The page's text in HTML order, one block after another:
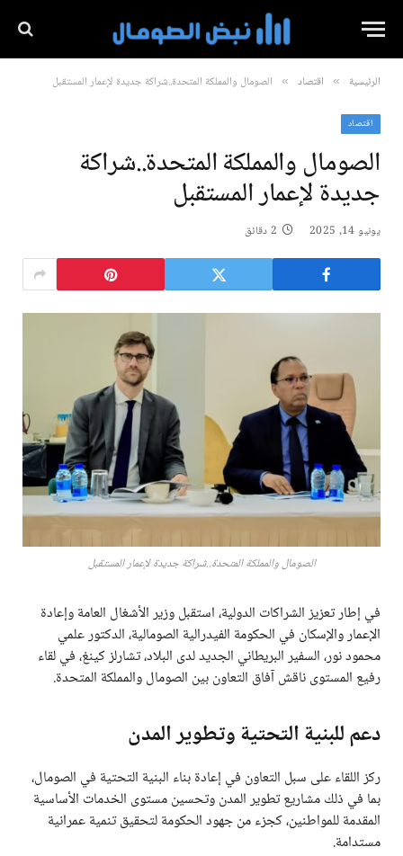
الرئيسية » اقتصاد » الصومال والمملكة المتحدة..شراكة جديدة لإعمار المستقبل
اقتصاد
الصومال والمملكة المتحدة..شراكة
جديدة لإعمار المستقبل
يونيو 14, 2025 2 دقائق
الصومال والمملكة المتحدة..شراكة جديدة لإعمار المستقبل
في إطار تعزيز الشراكات الدولية، استقبل وزير الأشغال العامة وإعادة
الإعمار والإسكان في الحكومة الفيدرالية الصومالية، الدكتور علمي
محمود نور، السفير البريطاني الجديد لدى البلاد، تشارلز كينغ، في لقاء
رفيع المستوى ناقش آفاق التعاون بين الصومال والمملكة المتحدة.
دعم للبنية التحتية وتطوير المدن
ركز اللقاء على سبل التعاون في إعادة بناء البنية التحتية في الصومال،
بما في ذلك مشاريع تطوير المدن وتحسين مستوى الخدمات الأساسية
المقدمة للمواطنين، كجزء من جهود الحكومة لتحقيق تنمية عمرانية
مستدامة.